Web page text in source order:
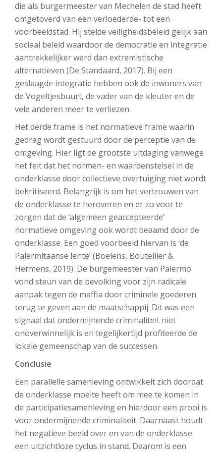
die als burgermeester van Mechelen de stad heeft
omgetoverd van een verloederde- tot een
voorbeeldstad. Hij stelde veiligheidsbeleid gelijk aan
sociaal beleid waardoor de democratie en integratie
aantrekkelijker werd dan extremistische
alternatieven (De Standaard, 2017). Bij een
geslaagde integratie hebben ook de inwoners van
de Vogeltjesbuurt, de vader van de kleuter en de
vele anderen meer te verliezen.
Het derde frame is het normatieve frame waarin
gedrag wordt gestuurd door de perceptie van de
omgeving. Hier ligt de grootste uitdaging vanwege
het feit dat het normen- en waardenstelsel in de
onderklasse door collectieve overtuiging niet wordt
bekritiseerd. Belangrijk is om het vertrouwen van
de onderklasse te heroveren en er zo voor te
zorgen dat de ‘algemeen geaccepteerde’
normatieve omgeving ook wordt beaamd door de
onderklasse. Een goed voorbeeld hiervan is ‘de
Palermitaanse lente’ (Boelens, Boutellier &
Hermens, 2019). De burgemeester van Palermo
vond steun van de bevolking voor zijn radicale
aanpak tegen de maffia door criminele goederen
terug te geven aan de maatschappij. Dit was een
signaal dat ondermijnende criminaliteit niet
onoverwinnelijk is en tegelijkertijd profiteerde de
lokale gemeenschap van de successen.
Conclusie
Een parallelle samenleving ontwikkelt zich doordat
de onderklasse moeite heeft om mee te komen in
de participatiesamenleving en hierdoor een prooi is
voor ondermijnende criminaliteit. Daarnaast houdt
het negatieve beeld over en van de onderklasse
een uitzichtloze cyclus in stand. Daarom is een